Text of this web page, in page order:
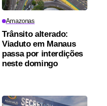
Amazonas
Trânsito alterado:
Viaduto em Manaus
passa por interdições
neste domingo